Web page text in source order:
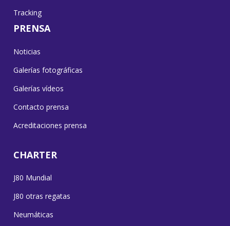
Tracking
PRENSA
Noticias
Galerías fotográficas
Galerías vídeos
Contacto prensa
Acreditaciones prensa
CHARTER
J80 Mundial
J80 otras regatas
Neumáticas